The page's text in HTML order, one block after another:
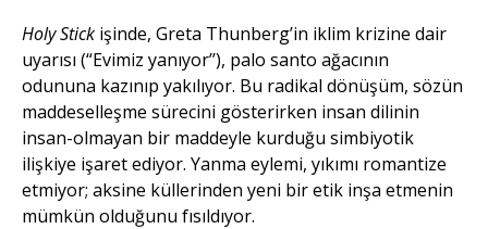
Holy Stick işinde, Greta Thunberg’in iklim krizine dair
uyarısı (“Evimiz yanıyor’’), palo santo ağacının
odununa kazınıp yakılıyor. Bu radikal dönüşüm, sözün
maddeselleşme sürecini gösterirken insan dilinin
insan-olmayan bir maddeyle kurduğu simbiyotik
ilişkiye işaret ediyor. Yanma eylemi, yıkımı romantize
etmiyor; aksine küllerinden yeni bir etik inşa etmenin
mümkün olduğunu fısıldıyor.